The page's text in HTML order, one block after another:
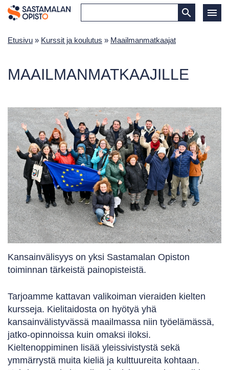
Etusivu » Kurssit ja koulutus » Maailmanmatkaajat
MAAILMANMATKAAJILLE
Kansainvälisyys on yksi Sastamalan Opiston
toiminnan tärkeistä painopisteistä.
Tarjoamme kattavan valikoiman vieraiden kielten
kursseja. Kielitaidosta on hyötyä yhä
kansainvälistyvässä maailmassa niin työelämässä,
jatko-opinnoissa kuin omaksi iloksi.
Kieltenoppiminen lisää yleissivistystä sekä
ymmärrystä muita kieliä ja kulttuureita kohtaan.